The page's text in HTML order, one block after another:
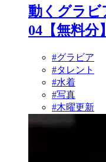
動くグラビ
04【無料分】
#グラビア
#タレント
#水着
#写真
#木曜更新